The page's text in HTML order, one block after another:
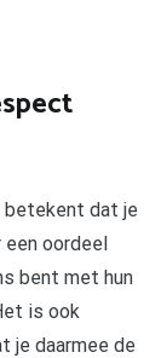
betekent dat je
een oordeel
bent met hun
is ook
je daarmee de